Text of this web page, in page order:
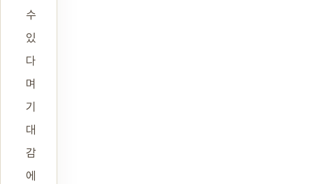
수
있
다
며
기
대
감
에